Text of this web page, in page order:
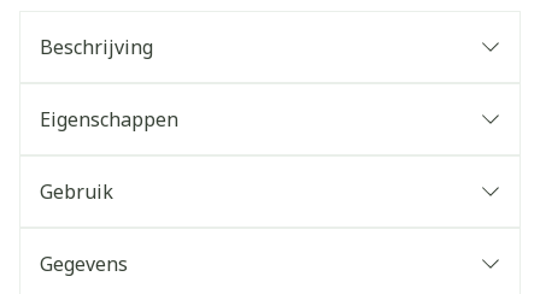
Beschrijving
Eigenschappen
Gebruik
Gegevens